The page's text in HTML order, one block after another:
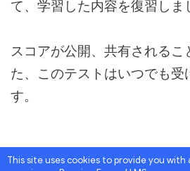
This site uses cookies to provide you
て、学習した内容を復習しま
スコアが公開、共有されるこ
た、このテストはいつでも受
す。